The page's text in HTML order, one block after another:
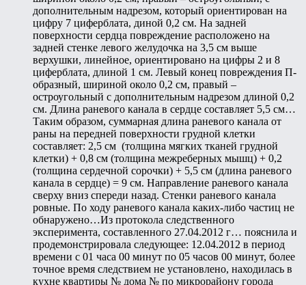
дополнительным надрезом, который ориентирован на
цифру 7 циферблата, диной 0,2 см. На задней
поверхности сердца повреждение расположено на
задней стенке левого желудочка на 3,5 см выше
верхушки, линейное, ориентировано на цифры 2 и 8
циферблата, длиной 1 см. Левый конец повреждения П-
образный, шириной около 0,2 см, правый –
остроугольный с дополнительным надрезом длиной 0,2
см. Длина раневого канала в сердце составляет 5,5 см…
Таким образом, суммарная длина раневого канала от
раны на передней поверхности грудной клетки
составляет: 2,5 см (толщина мягких тканей грудной
клетки) + 0,8 см (толщина межреберных мышц) + 0,2
(толщина сердечной сорочки) + 5,5 см (длина раневого
канала в сердце) = 9 см. Направление раневого канала
сверху вниз спереди назад. Стенки раневого канала
ровные. По ходу раневого канала каких-либо частиц не
обнаружено…Из протокола следственного
эксперимента, составленного 27.04.2012 г… пояснила и
продемонстрировала следующее: 12.04.2012 в период
времени с 01 часа 00 минут по 05 часов 00 минут, более
точное время следствием не установлено, находилась в
кухне квартиры № дома № по микрорайону города